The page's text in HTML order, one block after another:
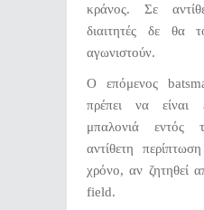
κράνος. Σε
διαιτητές δε θα
αγωνιστούν.
Ο επόμενος
πρέπει να είναι
μπαλονιά εντός
αντίθετη
χρόνο, αν ζητηθεί
field.